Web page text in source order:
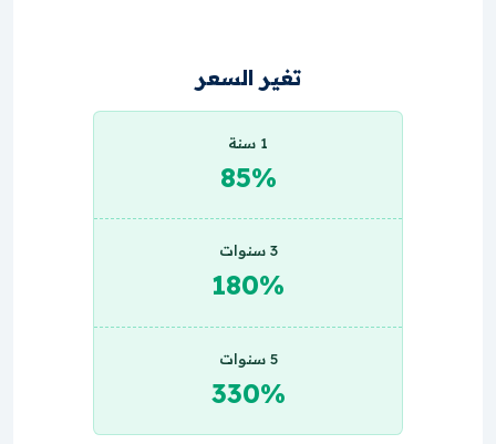
تغير السعر
1 سنة
85%
3 سنوات
180%
5 سنوات
330%